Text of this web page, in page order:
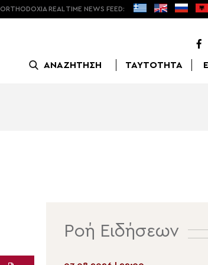
ORTHODOXIA REAL TIME NEWS FEED:
ΑΝΑΖΗΤΗΣΗ ΤΑΥΤΟΤΗΤΑ
Ροή Ειδήσεων